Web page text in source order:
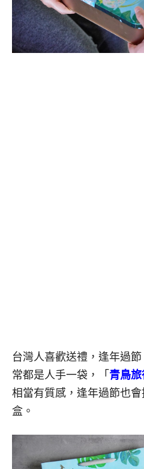
台灣人喜歡送禮，逢年過
常都是人手一袋，「 青鳥旅
相當有質感，逢年過節也
盒。